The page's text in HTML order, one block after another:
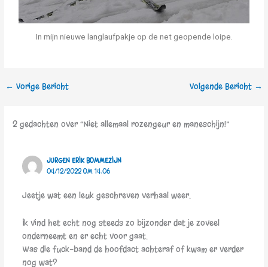
In mijn nieuwe langlaufpakje op de net geopende loipe.
← Vorige Bericht Volgende Bericht →
2 gedachten over “Niet allemaal rozengeur en maneschijn!”
JURGEN ERIK BOMMEZIJN
04/12/2022 OM 14:06
Jeetje wat een leuk geschreven verhaal weer.
Ik vind het echt nog steeds zo bijzonder dat je zoveel
onderneemt en er echt voor gaat.
Was die fuck-band de hoofdact achteraf of kwam er verder
nog wat?